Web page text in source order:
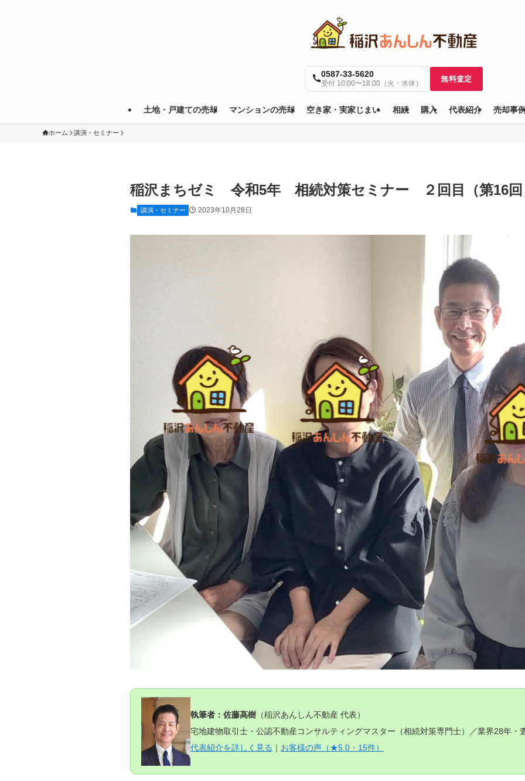
土地・戸建ての売却 マンションの売却 空き家・実家じまい 相続 購入 代表紹介 売却事
0587-33-5620
受付 10:00〜18:00（火・水休）
無料査定
ホーム 講演・セミナー
稲沢まちゼミ 令和5年 相続対策セミナー ２回目（第16
講演・セミナー 2023年10月28日
執筆者：佐藤高樹 （稲沢あんしん不動産 代表）
宅地建物取引士・公認不動産コンサルティングマスター（相続対策専門士）／業界28年・
代表紹介を詳しく見る ｜ お客様の声（★5.0・15件）